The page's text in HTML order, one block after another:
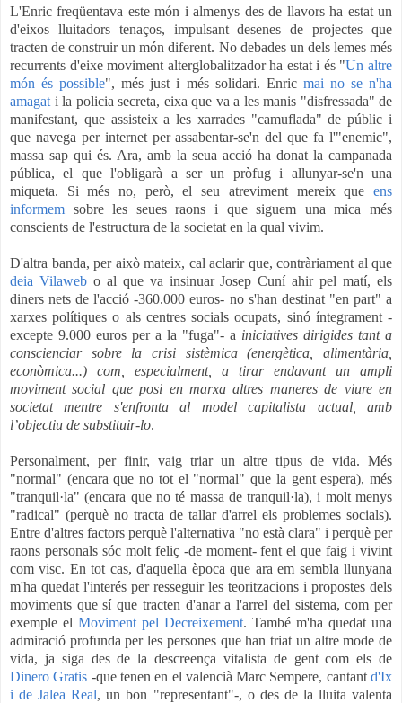
L'Enric freqüentava este món i almenys des de llavors ha estat un
d'eixos lluitadors tenaços, impulsant desenes de projectes que
tracten de construir un món diferent. No debades un dels lemes més
recurrents d'eixe moviment alterglobalitzador ha estat i és "Un altre
món és possible", més just i més solidari. Enric mai no se n'ha
amagat i la policia secreta, eixa que va a les manis "disfressada" de
manifestant, que assisteix a les xarrades "camuflada" de públic i
que navega per internet per assabentar-se'n del que fa l'"enemic",
massa sap qui és. Ara, amb la seua acció ha donat la campanada
pública, el que l'obligarà a ser un pròfug i allunyar-se'n una
miqueta. Si més no, però, el seu atreviment mereix que ens
informem sobre les seues raons i que siguem una mica més
conscients de l'estructura de la societat en la qual vivim.
D'altra banda, per això mateix, cal aclarir que, contràriament al que
deia Vilawebo al que va insinuar Josep Cuní ahir pel matí, els
diners nets de l'acció -360.000 euros- no s'han destinat "en part" a
xarxes polítiques o als centres socials ocupats, sinó íntegrament -
excepte 9.000 euros per a la "fuga"- a iniciatives dirigides tant a
conscienciar sobre la crisi sistèmica (energètica, alimentària,
econòmica...) com, especialment, a tirar endavant un ampli
moviment social que posi en marxa altres maneres de viure en
societat mentre s'enfronta al model capitalista actual, amb
l’objectiu de substituir-lo.
Personalment, per finir, vaig triar un altre tipus de vida. Més
"normal" (encara que no tot el "normal" que la gent espera), més
"tranquil·la" (encara que no té massa de tranquil·la), i molt menys
"radical" (perquè no tracta de tallar d'arrel els problemes socials).
Entre d'altres factors perquè l'alternativa "no està clara" i perquè per
raons personals sóc molt feliç -de moment- fent el que faig i vivint
com visc. En tot cas, d'aquella època que ara em sembla llunyana
m'ha quedat l'interés per resseguir les teoritzacions i propostes dels
moviments que sí que tracten d'anar a l'arrel del sistema, com per
exemple el Moviment pel Decreixement. També m'ha quedat una
admiració profunda per les persones que han triat un altre mode de
vida, ja siga des de la descreença vitalista de gent com els de
Dinero Gratis -que tenen en el valencià Marc Sempere, cantantd'Ix
i de Jalea Real, un bon "representant"-, o des de la lluita valenta